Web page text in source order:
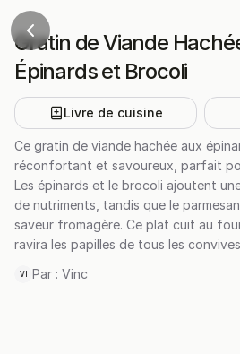
Gratin de Viande
Épinards et Brocoli
Livre de cuisine
Ce gratin de viande hachée aux
réconfortant et savoureux, parfait
Les épinards et le brocoli ajoutent
de nutriments, tandis que le
saveur fromagère. Ce plat cuit au
ravira les papilles de tous les
VI Par : Vinc